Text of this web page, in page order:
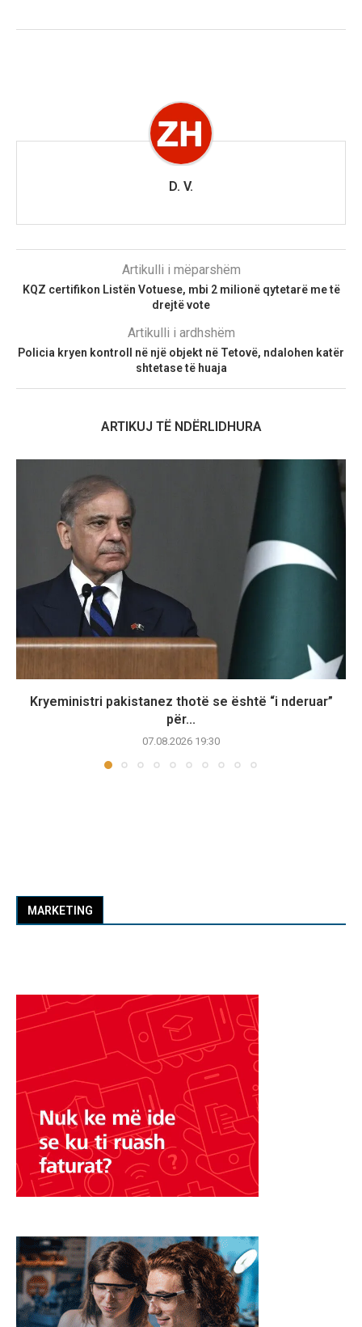
D. V.
Artikulli i mëparshëm
KQZ certifikon Listën Votuese, mbi 2 milionë qytetarë me të
drejtë vote
Artikulli i ardhshëm
Policia kryen kontroll në një objekt në Tetovë, ndalohen katër
shtetase të huaja
ARTIKUJ TË NDËRLIDHURA
Kryeministri pakistanez thotë se është “i nderuar”
për...
07.08.2026 19:30
MARKETING